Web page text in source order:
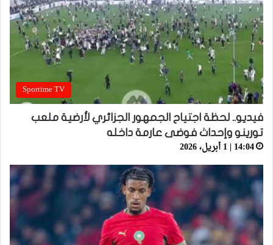
Sportime TV
فيديو.. لحظة اجتياح الجمهور الجزائري لأرضية ملعب
تورينو وإحداث فوضى عارمة داخله
14:04 | 1 أبريل، 2026